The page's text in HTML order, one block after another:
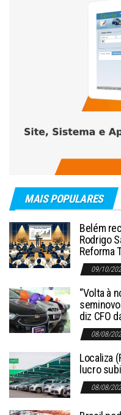
MAIS POPULARES
Belém
Rodrigo
Reforma
09/10/
“Volta à
diz CFO
08/08/
Localiza
lucro
08/08/